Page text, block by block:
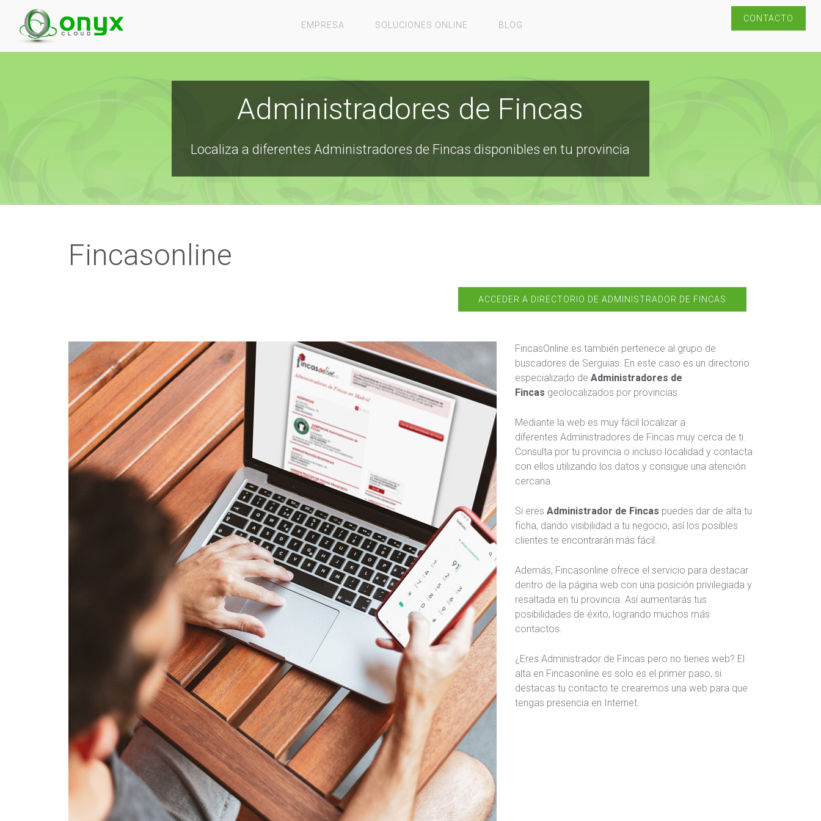
EMPRESA SOLUCIONES ONLINE BLOG
CONTACTO
Administradores de Fincas
Localiza a diferentes Administradores de Fincas disponibles en tu provincia
Fincasonline
ACCEDER A DIRECTORIO DE ADMINISTRADOR DE FINCAS
FincasOnline.es también pertenece al grupo de
buscadores de Serguias. En este caso es un directorio
especializado de Administradores de
Fincas geolocalizados por provincias.
Mediante la web es muy fácil localizar a
diferentes Administradores de Fincas muy cerca de ti.
Consulta por tu provincia o incluso localidad y contacta
con ellos utilizando los datos y consigue una atención
cercana.
Si eres Administrador de Fincas puedes dar de alta tu
ficha, dando visibilidad a tu negocio, así los posibles
clientes te encontrarán más fácil.
Además, Fincasonline ofrece el servicio para destacar
dentro de la página web con una posición privilegiada y
resaltada en tu provincia. Así aumentarás tus
posibilidades de éxito, logrando muchos más
contactos.
¿Eres Administrador de Fincas pero no tienes web? El
alta en Fincasonline es solo es el primer paso, si
destacas tu contacto te crearemos una web para que
tengas presencia en Internet.